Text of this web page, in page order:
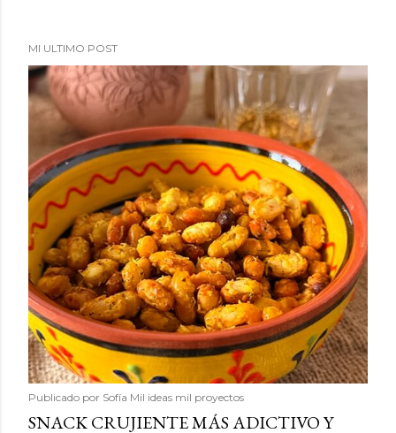
MI ULTIMO POST
Publicado por Sofía Mil ideas mil proyectos
SNACK CRUJIENTE MÁS ADICTIVO Y